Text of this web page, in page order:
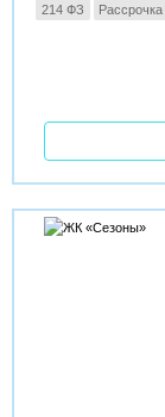
214 ФЗ
Рассрочка